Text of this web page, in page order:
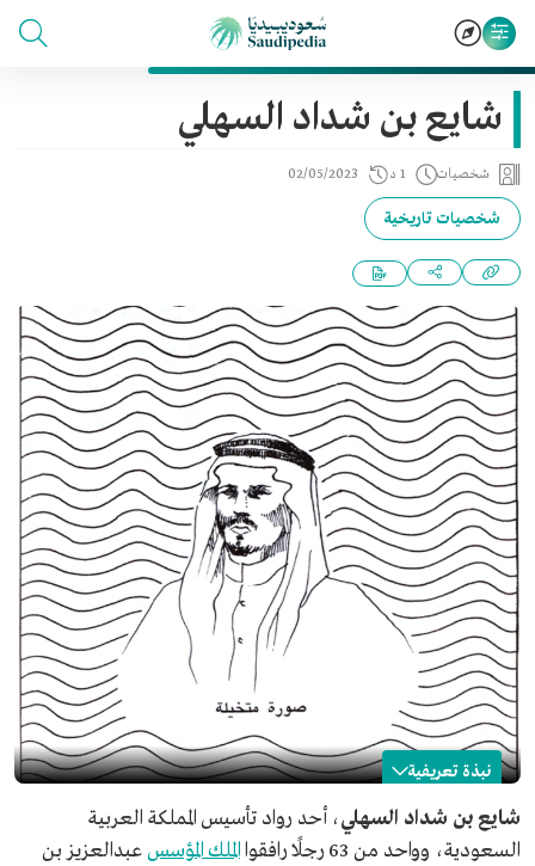
شايع بن شداد السهلي
شخصيات 1 د 02/05/2023
شخصيات تاريخية
نبذة تعريفية
شايع بن شداد السهلي
الاسم
شايع بن شداد السهلي.
شايع بن شداد السهلي، أحد رواد تأسيس المملكة العربية
السعودية، وواحد من 63 رجلًا رافقوا
الملك المؤسسعبدالعزيز بن